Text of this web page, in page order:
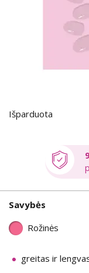
Išparduota
Savybės
Rožinės
greitas ir